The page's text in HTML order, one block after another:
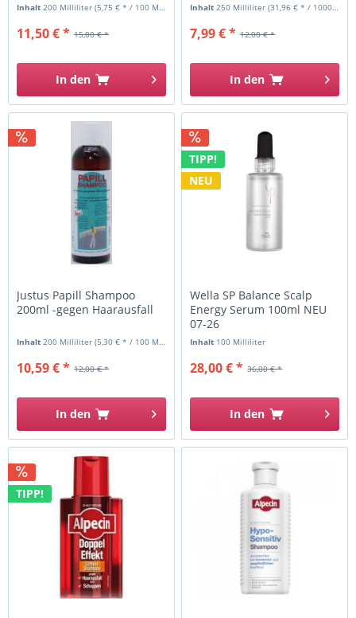
u.Schuppen
Inhalt200 Milliliter(5,75 € * / 100 Milliliter)
15,00 € *
11,50 € *
In den
Inhalt250 Milliliter(31,96 € * / 1000 Milliliter)
12,00 € *
7,99 € *
In den
Justus Papill Shampoo
200ml -gegen Haarausfall
Inhalt200 Milliliter(5,30 € * / 100 Milliliter)
12,00 € *
10,59 € *
In den
TIPP!
NEU
Wella SP Balance Scalp
Energy Serum 100ml NEU
07-26
Inhalt 100 Milliliter
36,00 € *
28,00 € *
In den
TIPP!